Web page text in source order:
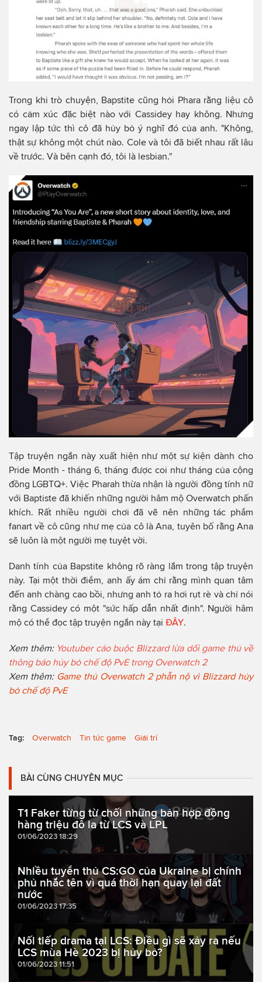
Trong khi trò chuyện, Bapstite cũng hỏi Phara rằng liệu cô
có cảm xúc đặc biệt nào với Cassidey hay không. Nhưng
ngay lập tức thì cô đã hủy bỏ ý nghĩ đó của anh. "Không,
thật sự không một chút nào. Cole và tôi đã biết nhau rất lâu
về trước. Và bên cạnh đó, tôi là lesbian."
Tập truyện ngắn này xuất hiện như một sự kiện dành cho
Pride Month - tháng 6, tháng được coi như tháng của cộng
đồng LGBTQ+. Việc Pharah thừa nhận là người đồng tính nữ
với Baptiste đã khiến những người hâm mộ Overwatch phấn
khích. Rất nhiều người chơi đã vẽ nên những tác phẩm
fanart về cô cũng như mẹ của cô là Ana, tuyên bố rằng Ana
sẽ luôn là một người mẹ tuyệt vời.
Danh tính của Bapstite không rõ ràng lắm trong tập truyện
này. Tại một thời điểm, anh ấy ám chỉ rằng mình quan tâm
đến anh chàng cao bồi, nhưng anh tỏ ra hơi rụt rè và chỉ nói
rằng Cassidey có một "sức hấp dẫn nhất định". Người hâm
mộ có thể đọc tập truyện ngắn này tại ĐÂY.
Xem thêm: Youtuber cáo buộc Blizzard lừa dối game thủ về
thông báo hủy bỏ chế độ PvE trong Overwatch 2
Xem thêm: Game thủ Overwatch 2 phẫn nộ vì Blizzard hủy
bỏ chế độ PvE
Tag: Overwatch Tin tức game Giải trí
BÀI CÙNG CHUYÊN MỤC
T1 Faker từng từ chối những bản hợp đồng
hàng triệu đô la từ LCS và LPL
01/06/2023 18:29
Nhiều tuyển thủ CS:GO của Ukraine bị chính
phủ nhắc tên vì quá thời hạn quay lại đất
nước
01/06/2023 17:35
Nối tiếp drama tại LCS: Điều gì sẽ xảy ra nếu
LCS mùa Hè 2023 bị hủy bỏ?
01/06/2023 11:51